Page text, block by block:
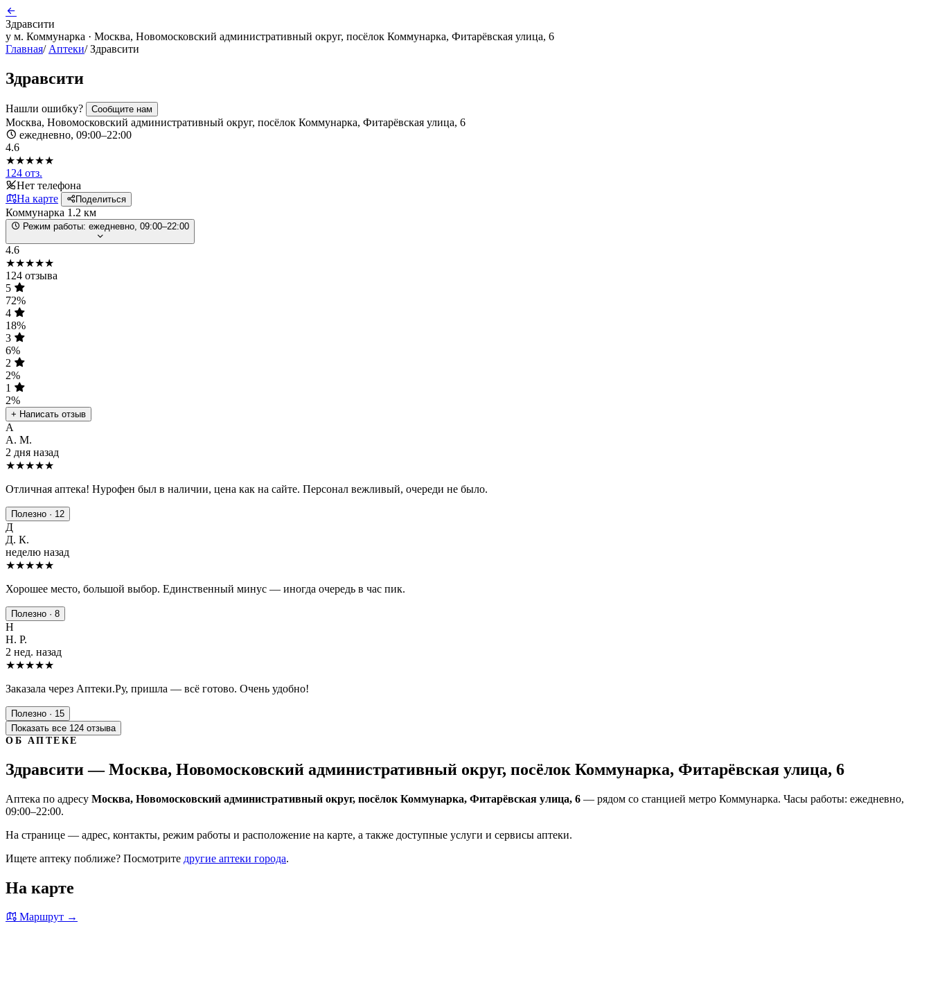
Здравсити
у м. Коммунарка · Москва, Новомосковский административный округ, посёлок Коммунарка, Фитарёвская улица, 6
Главная/ Аптеки/ Здравсити
Здравсити
Нашли ошибку? Сообщите нам
Москва, Новомосковский административный округ, посёлок Коммунарка, Фитарёвская улица, 6
ежедневно, 09:00–22:00
4.6
★★★★★
124 отз.
Нет телефона
На карте
Поделиться
Коммунарка 1.2 км
Режим работы: ежедневно, 09:00–22:00
4.6
★★★★★
124 отзыва
5
72%
4
18%
3
6%
2
2%
1
2%
+ Написать отзыв
А
А. М.
2 дня назад
★★★★★
Отличная аптека! Нурофен был в наличии, цена как на сайте. Персонал вежливый, очереди не было.
Полезно · 12
Д
Д. К.
неделю назад
★★★★★
Хорошее место, большой выбор. Единственный минус — иногда очередь в час пик.
Полезно · 8
Н
Н. Р.
2 нед. назад
★★★★★
Заказала через Аптеки.Ру, пришла — всё готово. Очень удобно!
Полезно · 15
Показать все 124 отзыва
ОБ АПТЕКЕ
Здравсити — Москва, Новомосковский административный округ, посёлок Коммунарка, Фитарёвская улица, 6
Аптека по адресу Москва, Новомосковский административный округ, посёлок Коммунарка, Фитарёвская улица, 6 — рядом со станцией метро Коммунарка. Часы работы: ежедневно,
09:00–22:00.
На странице — адрес, контакты, режим работы и расположение на карте, а также доступные услуги и сервисы аптеки.
Ищете аптеку поближе? Посмотрите другие аптеки города.
На карте
Маршрут →